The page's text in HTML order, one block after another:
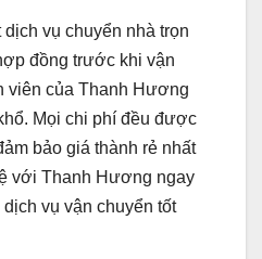
vụ chuyển nhà trọn
đồng trước khi vận
viên của Thanh Hương
Mọi chi phí đều được
bảo giá thành rẻ nhất
với Thanh Hương ngay
vụ vận chuyển tốt